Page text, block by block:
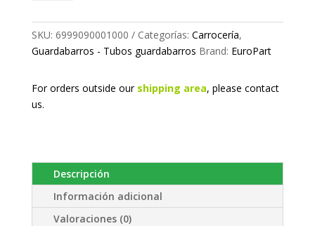
SKU: 6999090001000 Categorías: Carrocería,
Guardabarros - Tubos guardabarros Brand: EuroPart
For orders outside our shipping area, please contact
us.
Descripción
Información adicional
Valoraciones (0)